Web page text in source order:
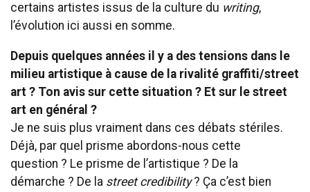
certains artistes issus de la culture du writing,
l’évolution ici aussi en somme.
Depuis quelques années il y a des tensions dans le
milieu artistique à cause de la rivalité graffiti/street
art ? Ton avis sur cette situation ? Et sur le street
art en général ?
Je ne suis plus vraiment dans ces débats stériles.
Déjà, par quel prisme abordons-nous cette
question ? Le prisme de l’artistique ? De la
démarche ? De la street credibility? Ça c’est bien